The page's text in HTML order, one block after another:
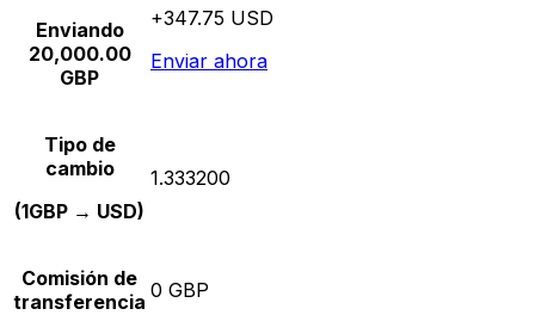
Enviando
20,000.00
GBP
+347.75 USD
Enviar ahora
Tipo de
cambio
(1GBP → USD)
1.333200
Comisión de
transferencia 0 GBP